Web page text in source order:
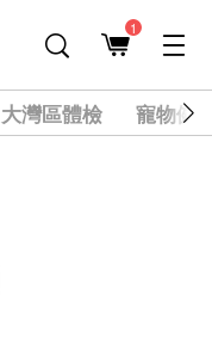
1
大灣區體檢 寵物健